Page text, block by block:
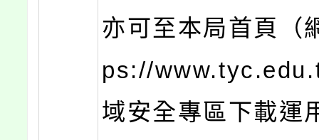
亦可至本局首頁（
ps://
域安全專區下載運